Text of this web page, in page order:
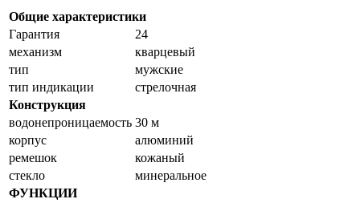
Общие характеристики
Гарантия
24
механизм
кварцевый
тип
мужские
тип индикации
стрелочная
Конструкция
водонепроницаемость 30 м
корпус
алюминий
ремешок
кожаный
стекло
минеральное
ФУНКЦИИ